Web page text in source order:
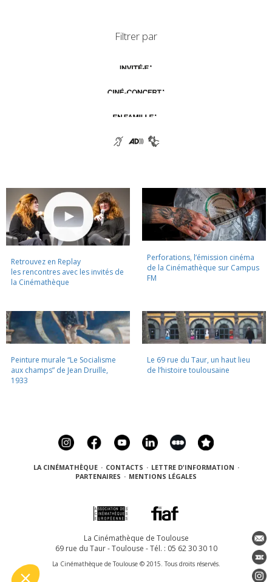
Filtrer par
Retrouvez en Replay
les rencontres avec les invités de
la Cinémathèque
Perforations, l’émission cinéma
de la Cinémathèque sur Campus
FM
Peinture murale “Le Socialisme
aux champs” de Jean Druille,
1933
Le 69 rue du Taur, un haut lieu
de l’histoire toulousaine
LA CINÉMATHÈQUE · CONTACTS · LETTRE D'INFORMATION ·
PARTENAIRES · MENTIONS LÉGALES
La Cinémathèque de Toulouse
69 rue du Taur - Toulouse - Tél. : 05 62 30 30 10
La Cinémathèque de Toulouse © 2015. Tous droits réservés.